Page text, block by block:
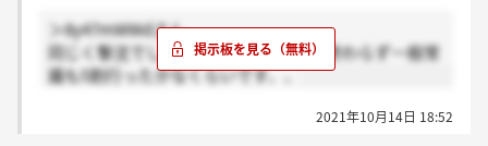
面接内容に悔いは残るものの、二年分のご対応を見る
に自分には合わないなと感じたので、ご縁がなくて良
かったとも感じています。
新潮社さんの「作品」自体は好きなので読み続けるつ
＞8y47mWWdさん
同じく撃沈でした、原稿引き合わせは終わらず一般常
識も5割行ったかなくらいです、、
2021年10月14日 18:52